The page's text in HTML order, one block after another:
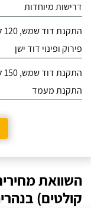
דרישות מיוחדות
פירוק ופינוי דוד ישן
התקנת מעמד
השוואת
קולטים)